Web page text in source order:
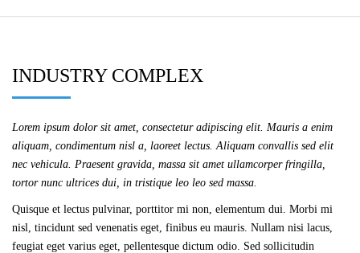
INDUSTRY COMPLEX
Lorem ipsum dolor sit amet, consectetur adipiscing elit. Mauris a enim
aliquam, condimentum nisl a, laoreet lectus. Aliquam convallis sed elit
nec vehicula. Praesent gravida, massa sit amet ullamcorper fringilla,
tortor nunc ultrices dui, in tristique leo leo sed massa.
Quisque et lectus pulvinar, porttitor mi non, elementum dui. Morbi mi
nisl, tincidunt sed venenatis eget, finibus eu mauris. Nullam nisi lacus,
feugiat eget varius eget, pellentesque dictum odio. Sed sollicitudin